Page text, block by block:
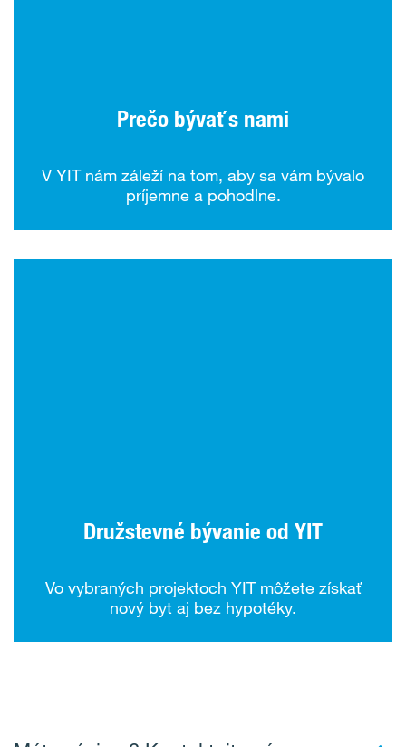
Prečo bývať s nami
V YIT nám záleží na tom, aby sa vám bývalo
príjemne a pohodlne.
Družstevné bývanie od YIT
Vo vybraných projektoch YIT môžete získať
nový byt aj bez hypotéky.